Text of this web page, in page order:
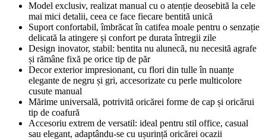
Model exclusiv, realizat manual cu o atenție deosebită la cele
mai mici detalii, ceea ce face fiecare bentită unică
Suport confortabil, îmbrăcat în catifea moale pentru o senzație
delicată la atingere și confort pe durata întregii zile
Design inovator, stabil: bentita nu alunecă, nu necesită agrafe
și rămâne fixă pe orice tip de păr
Decor exterior impresionant, cu flori din tulle în nuanțe
elegante de negru și gri, accesorizate cu perle multicolore
cusute manual
Mărime universală, potrivită oricărei forme de cap și oricărui
tip de coafură
Accesoriu extrem de versatil: ideal pentru stil office, casual
sau elegant, adaptându-se cu ușurință oricărei ocazii